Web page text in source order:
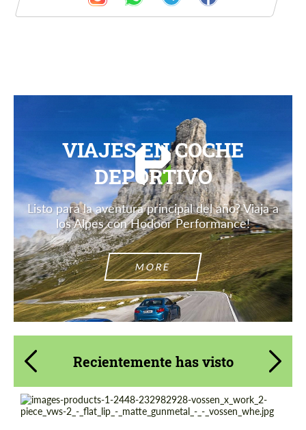
VIAJES EN COCHE
DEPORTIVO
Listo para la aventura principal del año? Viaja a
los Alpes con Hodoor Performance!
MORE
Recientemente has visto